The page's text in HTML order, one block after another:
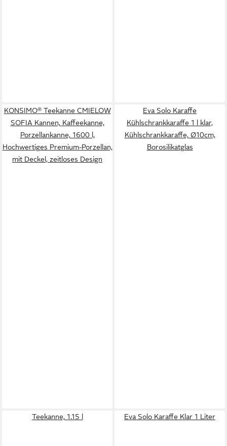
KONSIMO® Teekanne CMIELOW
SOFIA Kannen, Kaffeekanne,
Porzellankanne, 1600 l,
Hochwertiges Premium-Porzellan,
mit Deckel, zeitloses Design
Eva Solo Karaffe
Kühlschrankkaraffe 1 l klar,
Kühlschrankkaraffe, Ø10cm,
Borosilikatglas
Teekanne, 1.15 l Eva Solo Karaffe Klar 1 Liter